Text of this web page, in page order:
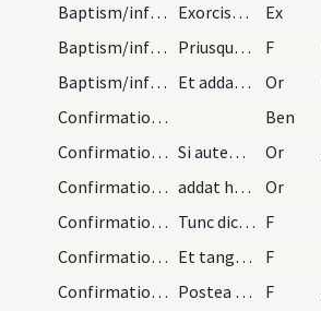
Baptism/infirmity
Exorcismus aquae. Ex
Baptism/infirmity
Priusquam cum aqua perfundat interroget eum verbi… F
Baptism/infirmity
Et addat orationem. Or
Confirmation/1
Ben
Confirmation/4
Si autem infirmus infans ad baptizandum deferatur… Or
Confirmation/5
addat hanc orationem: Or
Confirmation/9
Tunc dicat symbolum et orationem dominicam, et it… F
Confirmation/10
Et tanget ei aures et nares de sputo (?): F
Confirmation/11
Postea tangat pectus (?) et inter scapulas et vo… F